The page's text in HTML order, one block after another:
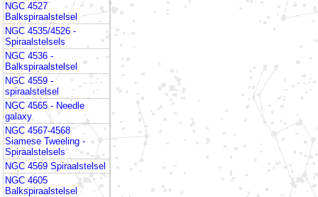
NGC 4527
Balkspiraalstelsel
NGC 4535/4526 -
Spiraalstelsels
NGC 4536 -
Balkspiraalstelsel
NGC 4559 -
spiraalstelsel
NGC 4565 - Needle
galaxy
NGC 4567-4568
Siamese Tweeling -
Spiraalstelsels
NGC 4569 Spiraalstelsel
NGC 4605
Balkspiraalstelsel